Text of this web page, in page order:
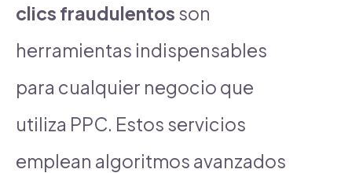
clics fraudulentos son
herramientas indispensables
para cualquier negocio que
utiliza PPC. Estos servicios
emplean algoritmos avanzados